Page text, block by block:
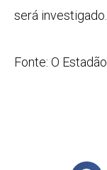
será investigado.
Fonte: O Estadão